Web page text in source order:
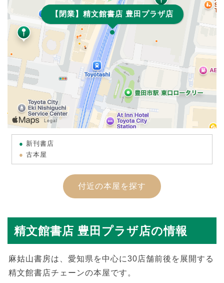
【閉業】精文館書店 豊田プラザ店
新刊書店
古本屋
付近の本屋を探す
精文館書店 豊田プラザ店の情報
麻姑山書房は、愛知県を中心に30店舗前後を展開する
精文館書店チェーンの本屋です。